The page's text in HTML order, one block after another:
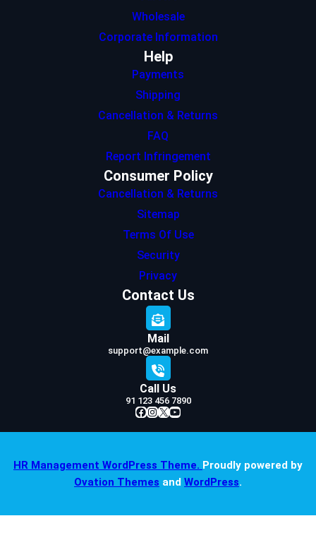
Wholesale
Corporate Information
Help
Payments
Shipping
Cancellation & Returns
FAQ
Report Infringement
Consumer Policy
Cancellation & Returns
Sitemap
Terms Of Use
Security
Privacy
Contact Us
Mail
support@example.com
Call Us
91 123 456 7890
Facebook InstagramX YouTube
HR Management WordPress Theme. Proudly powered by
Ovation Themes and WordPress.